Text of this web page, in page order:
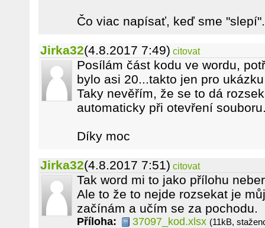
Čo viac napísať, keď sme
Jirka32(4.8.2017 7:49) citovat
Posílám část kodu ve wordu,
bylo asi 20...takto jen pro ukázku
Taky nevěřím, že se to dá
automaticky při otevření
Díky moc
Jirka32(4.8.2017 7:51) citovat
Tak word mi to jako přílohu
Ale to že to nejde rozsekat je
začínám a učím se za pochodu.
Příloha: 37097_kod.xlsx (11kB,